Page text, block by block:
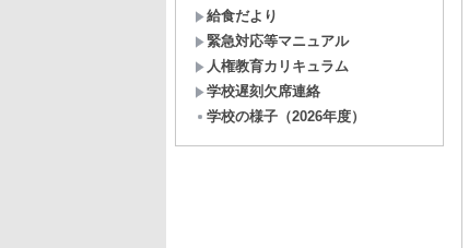
給食だより
緊急対応等マニュアル
人権教育カリキュラム
学校遅刻欠席連絡
学校の様子（2026年度）